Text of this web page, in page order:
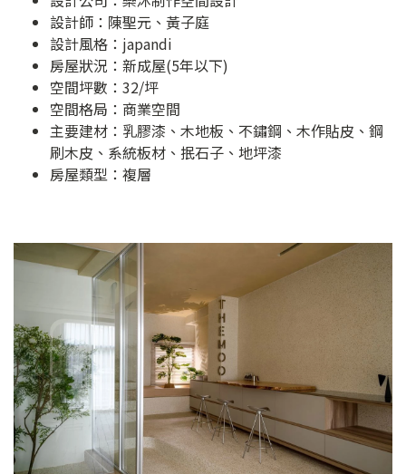
設計師：陳聖元、黃子庭
設計風格：japandi
房屋狀況：新成屋(5年以下)
空間坪數：32/坪
空間格局：商業空間
主要建材：乳膠漆、木地板、不鏽鋼、木作貼皮、鋼
刷木皮、系統板材、抿石子、地坪漆
房屋類型：複層